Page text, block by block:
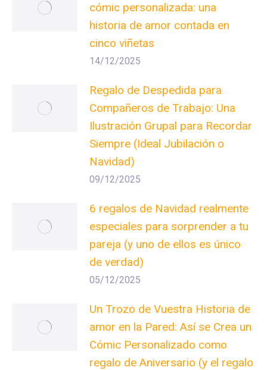
cómic personalizada: una
historia de amor contada en
cinco viñetas
14/12/2025
Regalo de Despedida para
Compañeros de Trabajo: Una
Ilustración Grupal para Recordar
Siempre (Ideal Jubilación o
Navidad)
09/12/2025
6 regalos de Navidad realmente
especiales para sorprender a tu
pareja (y uno de ellos es único
de verdad)
05/12/2025
Un Trozo de Vuestra Historia de
amor en la Pared: Así se Crea un
Cómic Personalizado como
regalo de Aniversario (y el regalo